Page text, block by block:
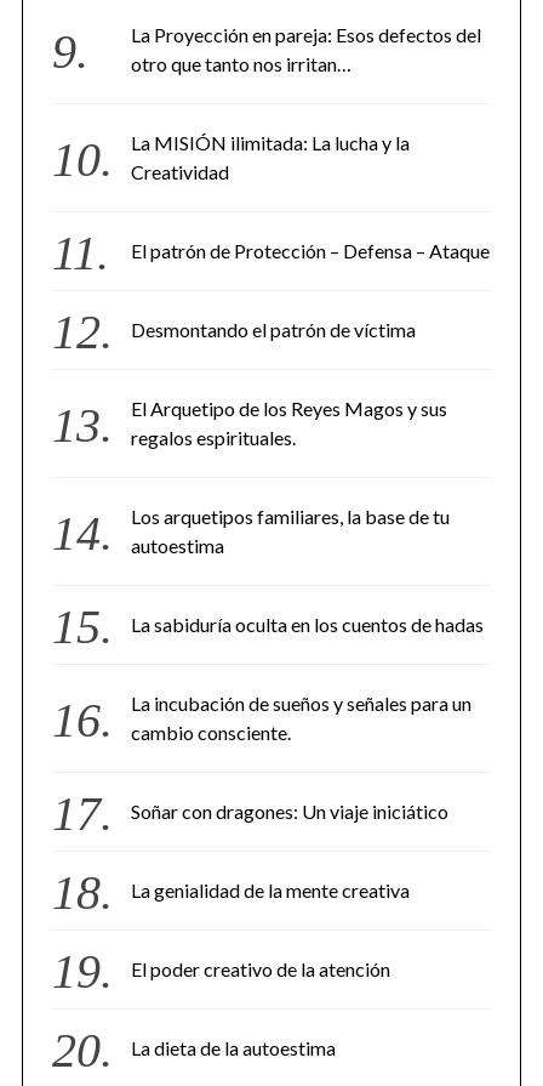
La Proyección en pareja: Esos defectos del
otro que tanto nos irritan…
La MISIÓN ilimitada: La lucha y la
Creatividad
El patrón de Protección – Defensa – Ataque
Desmontando el patrón de víctima
El Arquetipo de los Reyes Magos y sus
regalos espirituales.
Los arquetipos familiares, la base de tu
autoestima
La sabiduría oculta en los cuentos de hadas
La incubación de sueños y señales para un
cambio consciente.
Soñar con dragones: Un viaje iniciático
La genialidad de la mente creativa
El poder creativo de la atención
La dieta de la autoestima